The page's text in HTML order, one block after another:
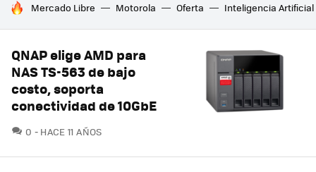
HOY SE HABLA DE
Mercado Libre Motorola Oferta Inteligencia Artificial
QNAP elige AMD para
NAS TS-563 de bajo
costo, soporta
conectividad de 10GbE
0 COMENTARIOS
HACE 11 AÑOS